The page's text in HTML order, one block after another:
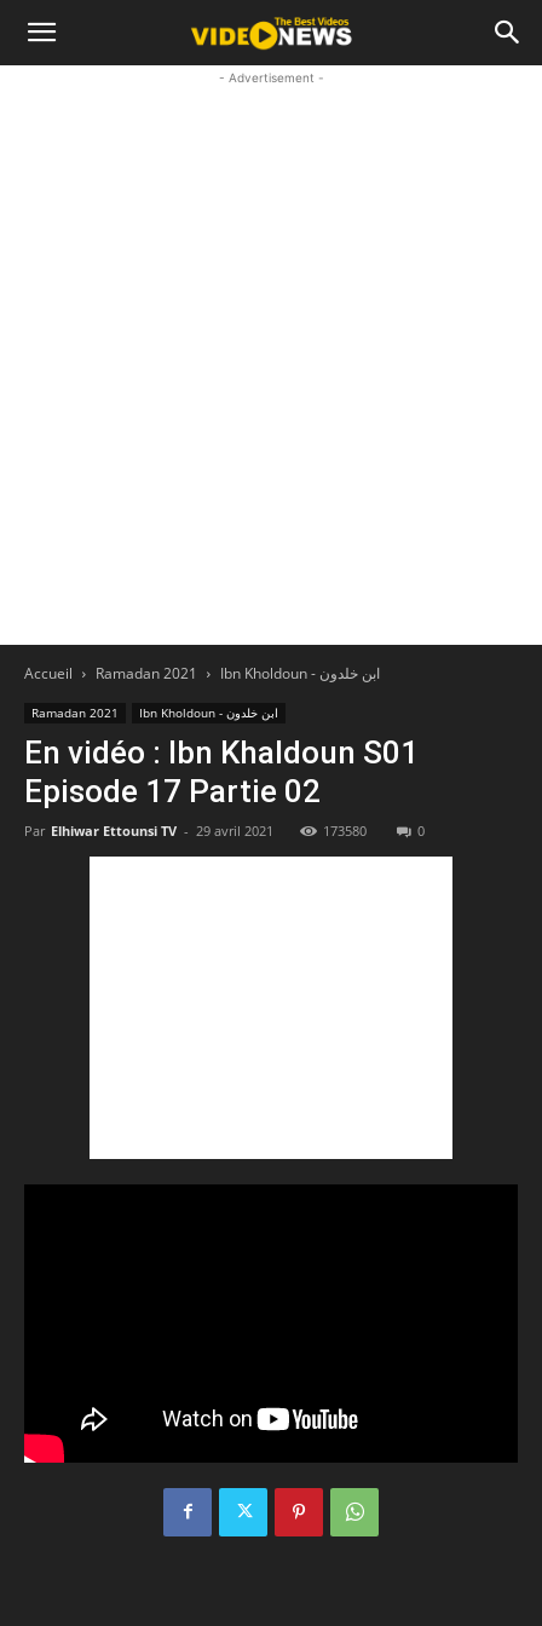
- Advertisement -
Accueil Ramadan 2021 Ibn Kholdoun - ابن خلدون
Ramadan 2021 Ibn Kholdoun - ابن خلدون
En vidéo : Ibn Khaldoun S01
Episode 17 Partie 02
Par Elhiwar Ettounsi TV - 29 avril 2021 173580 0